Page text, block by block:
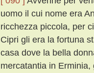
uomo il cui nome era
ricchezza piccola, per
Cipri gli era la fortuna
casa dove la bella
mercatantia in